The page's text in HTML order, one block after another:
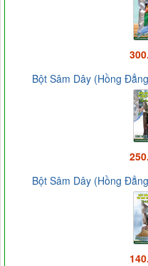
Bột Sâm Dây (Hồng
Bột Sâm Dây (Hồng